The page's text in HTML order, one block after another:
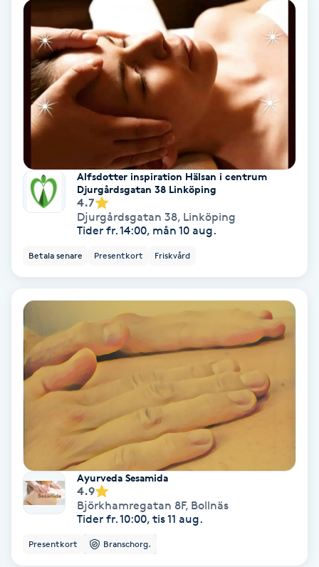
Nagelförlängning silke
Nagelförstärkning
Nagelklippning
Nageltrång
Naglar reparation
Naprapati
Navelpiercing
NBE-massage
Ny frisyr
Alfsdotter inspiration Hälsan i centrum
Djurgårdsgatan 38 Linköping
4.7
Djurgårdsgatan 38, Linköping
Tider fr. 14:00, mån 10 aug.
Betala senare Presentkort Friskvård
Ayurveda Sesamida
4.9
Björkhamregatan 8F, Bollnäs
Tider fr. 10:00, tis 11 aug.
Presentkort Branschorg.